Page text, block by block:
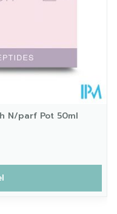
N/parf Pot 50ml